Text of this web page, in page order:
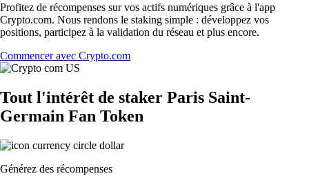
Profitez de récompenses sur vos actifs numériques grâce à l'app
Crypto.com. Nous rendons le staking simple : développez vos
positions, participez à la validation du réseau et plus encore.
Commencer avec Crypto.com
Tout l'intérêt de staker Paris Saint-
Germain Fan Token
Générez des récompenses